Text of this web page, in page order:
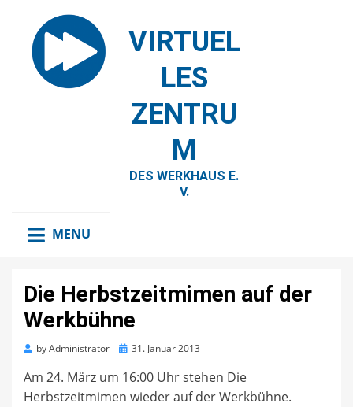
VIRTUEL
LES
ZENTRU
M
DES WERKHAUS E.
V.
MENU
Die Herbstzeitmimen auf der
Werkbühne
byAdministrator
Posted31. Januar 2013
Am 24. März um 16:00 Uhr stehen Die
Herbstzeitmimen wieder auf der Werkbühne.